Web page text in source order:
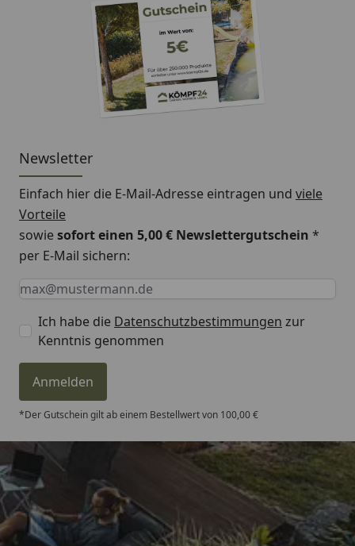
Newsletter
Einfach hier die E-Mail-Adresse eintragen und viele
Vorteile
sowiesofort einen 5,00 € Newslettergutschein *
per E-Mail sichern:
Keine Eingabe erforderlich
Eingabe erforderlich
E-Mail *
Ich habe die Datenschutzbestimmungen zur
Kenntnis genommen
Anmelden
*Der Gutschein gilt ab einem Bestellwert von 100,00 €
Trusted Shops
4,81/ 5